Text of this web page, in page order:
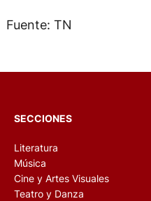
Fuente: TN
SECCIONES
Literatura
Música
Cine y Artes Visuales
Teatro y Danza